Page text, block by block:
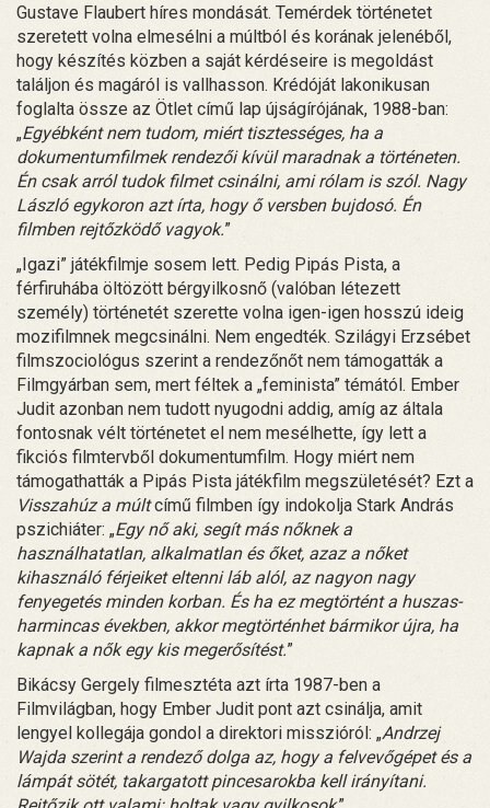
Gustave Flaubert híres mondását. Temérdek történetet
szeretett volna elmesélni a múltból és korának jelenéből,
hogy készítés közben a saját kérdéseire is megoldást
találjon és magáról is vallhasson. Krédóját lakonikusan
foglalta össze az Ötlet című lap újságírójának, 1988-ban:
„Egyébként nem tudom, miért tisztességes, ha a
dokumentumfilmek rendezői kívül maradnak a történeten.
Én csak arról tudok filmet csinálni, ami rólam is szól. Nagy
László egykoron azt írta, hogy ő versben bujdosó. Én
filmben rejtőzködő vagyok.”
„Igazi” játékfilmje sosem lett. Pedig Pipás Pista, a
férfiruhába öltözött bérgyilkosnő (valóban létezett
személy) történetét szerette volna igen-igen hosszú ideig
mozifilmnek megcsinálni. Nem engedték. Szilágyi Erzsébet
filmszociológus szerint a rendezőnőt nem támogatták a
Filmgyárban sem, mert féltek a „feminista” témától. Ember
Judit azonban nem tudott nyugodni addig, amíg az általa
fontosnak vélt történetet el nem mesélhette, így lett a
fikciós filmtervből dokumentumfilm. Hogy miért nem
támogathatták a Pipás Pista játékfilm megszületését? Ezt a
Visszahúz a múltcímű filmben így indokolja Stark András
pszichiáter: „Egy nő aki, segít más nőknek a
használhatatlan, alkalmatlan és őket, azaz a nőket
kihasználó férjeiket eltenni láb alól, az nagyon nagy
fenyegetés minden korban. És ha ez megtörtént a huszas-
harmincas években, akkor megtörténhet bármikor újra, ha
kapnak a nők egy kis megerősítést.”
Bikácsy Gergely filmesztéta azt írta 1987-ben a
Filmvilágban, hogy Ember Judit pont azt csinálja, amit
lengyel kollegája gondol a direktori misszióról: „Andrzej
Wajda szerint a rendező dolga az, hogy a felvevőgépet és a
lámpát sötét, takargatott pincesarokba kell irányítani.